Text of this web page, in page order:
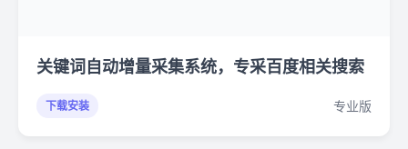
关键词自动增量采集系统，专采百度相关搜索
下载安装 专业版